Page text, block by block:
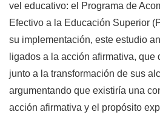
vel educativo: el Programa de
Efectivo a la Educación Superior
su implementación, este estudio
ligados a la acción afirmativa, que
junto a la transformación de sus
argumentando que existiría una
acción afirmativa y el propósito